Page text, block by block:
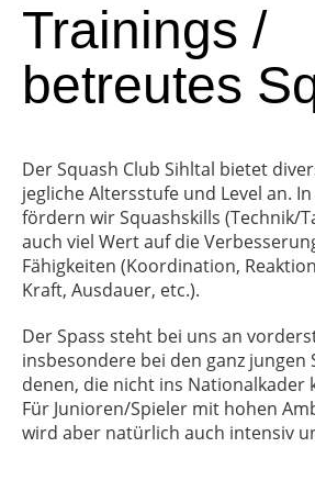
Trainings /
betreutes
Der Squash Club Sihltal bietet
jegliche Altersstufe und Level an.
fördern wir Squashskills (Technik/
auch viel Wert auf die
Fähigkeiten (Koordination,
Kraft, Ausdauer, etc.).
Der Spass steht bei uns an
insbesondere bei den ganz jungen
denen, die nicht ins Nationalkader
Für Junioren/Spieler mit hohen
wird aber natürlich auch intensiv